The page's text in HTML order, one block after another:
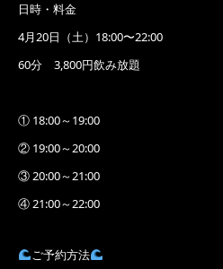
日時・料金
4月20日（土）18:00〜22:00
60分 3,800円飲み放題
① 18:00～19:00
② 19:00～20:00
③ 20:00～21:00
④ 21:00～22:00
ご予約方法